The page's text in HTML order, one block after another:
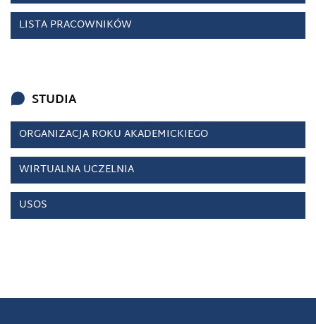
LISTA PRACOWNIKÓW
STUDIA
ORGANIZACJA ROKU AKADEMICKIEGO
WIRTUALNA UCZELNIA
USOS